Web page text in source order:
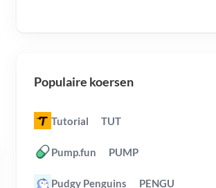
Populaire koersen
Tutorial TUT
Pump.fun PUMP
Pudgy Penguins PENGU